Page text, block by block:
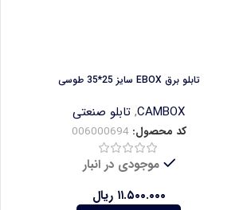
تابلو برق EBOX سایز 25*35 طوسی
CAMBOX
, تابلو صنعتی
کد محصول:006000694
موجودی در انبار
۱۱.۵۰۰.۰۰۰ ریال